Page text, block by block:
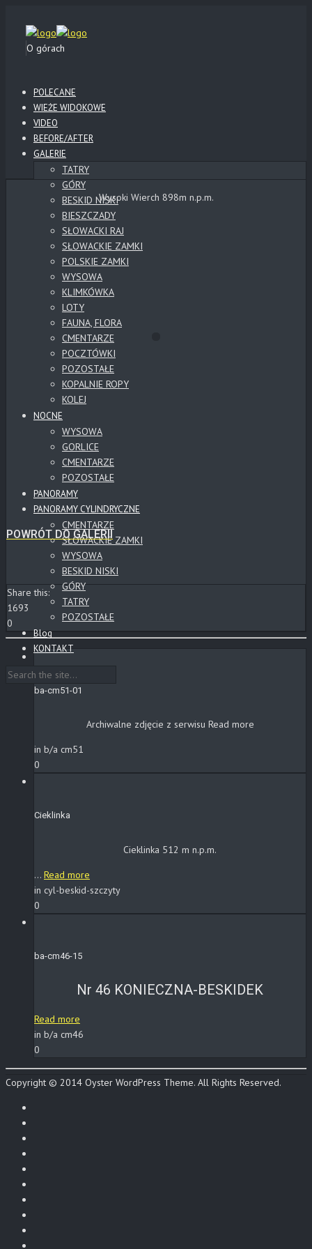
O górach
POLECANE
WIEŻE WIDOKOWE
VIDEO
BEFORE/AFTER
GALERIE
TATRY
GÓRY
BESKID NISKI
BIESZCZADY
SŁOWACKI RAJ
SŁOWACKIE ZAMKI
POLSKIE ZAMKI
WYSOWA
KLIMKÓWKA
LOTY
FAUNA, FLORA
CMENTARZE
POCZTÓWKI
POZOSTAŁE
KOPALNIE ROPY
KOLEJ
NOCNE
WYSOWA
GORLICE
CMENTARZE
POZOSTAŁE
PANORAMY
PANORAMY CYLINDRYCZNE
CMENTARZE
SŁOWACKIE ZAMKI
WYSOWA
BESKID NISKI
GÓRY
TATRY
POZOSTAŁE
Blog
KONTAKT
Wysoki Wierch 898m n.p.m.
POWRÓT DO GALERII
Share this:
1693
0
ba-cm51-01
Archiwalne zdjęcie z serwisu Read more
in b/a cm51
0
Cieklinka
Cieklinka 512 m n.p.m.
... Read more
in cyl-beskid-szczyty
0
ba-cm46-15
Nr 46 KONIECZNA-BESKIDEK
Read more
in b/a cm46
0
Copyright © 2014 Oyster WordPress Theme. All Rights Reserved.